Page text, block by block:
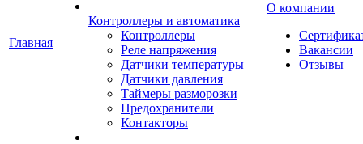
Главная
Контроллеры и автоматика
Контроллеры
Реле напряжения
Датчики температуры
Датчики давления
Таймеры разморозки
Предохранители
Контакторы
О компании
Вакансии
Отзывы